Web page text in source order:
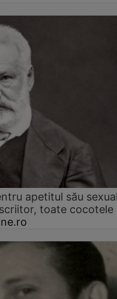
apetitul său
toate cocotele